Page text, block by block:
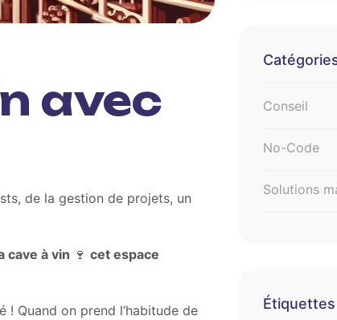
avec
de la gestion de projets, un
cave à vin 🍷 cet espace
Quand on prend l’habitude de
Conseil
No-Code
Solutions
Étiquettes